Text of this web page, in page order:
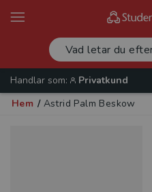
Handlar som:
Privatkund
Hem / Astrid Palm Beskow